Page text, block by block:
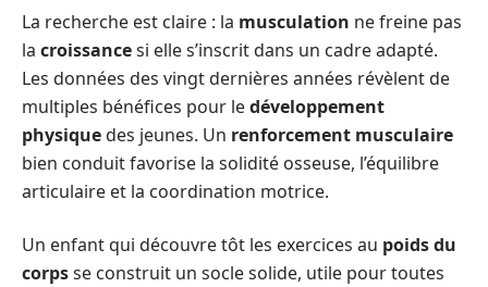
La recherche est claire : la musculation ne freine pas
la croissancesi elle s’inscrit dans un cadre adapté.
Les données des vingt dernières années révèlent de
multiples bénéfices pour ledéveloppement
physiquedes jeunes. Un renforcement musculaire
bien conduit favorise la solidité osseuse, l’équilibre
articulaire et la coordination motrice.
Un enfant qui découvre tôt les exercices au poids du
corpsse construit un socle solide, utile pour toutes